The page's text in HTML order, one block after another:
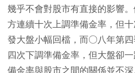
幾乎不會對股市有直接的影響
方連續十次上調準備金率，但
發大盤小幅回檔，而○八年第
四次下調準備金率，但大盤卻
備金率與股市之間的關係並不深